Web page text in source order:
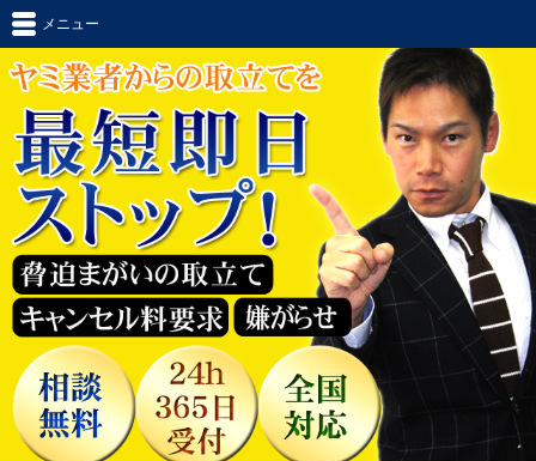
メニュー